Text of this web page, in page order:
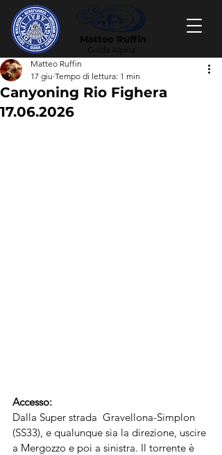
Matteo Ruffin
Guida Alpina
Canyoning Rio Fighera
17.06.2026
Matteo Ruffin
17 giu Tempo di lettura: 1 min
Accesso:
Dalla Super strada  Gravellona-Simplon
(SS33), e qualunque sia la direzione, uscire
a Mergozzo e poi a sinistra. Il torrente è